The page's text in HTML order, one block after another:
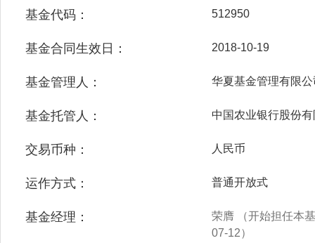
基金代码： 512950
基金合同生效日： 2018-10-19
基金管理人： 华夏基金管理有限公
基金托管人： 中国农业银行股份
交易币种： 人民币
运作方式： 普通开放式
基金经理：
荣膺 （开始担任本
07-12）